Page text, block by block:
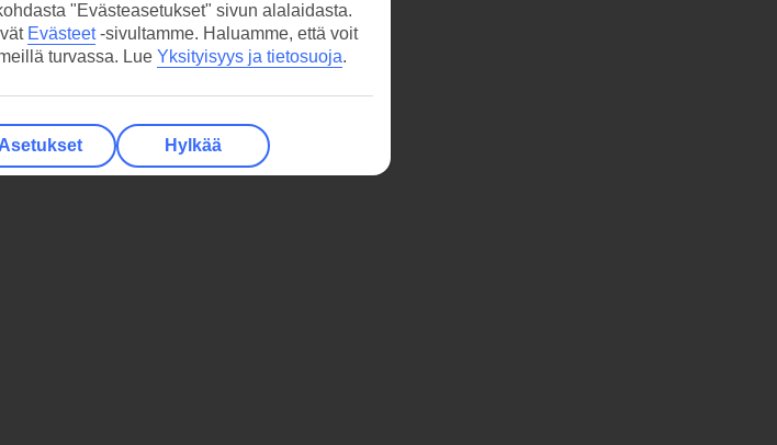
"Evästeasetukset" sivun alalaidasta.
Evästeet-sivultamme. Haluamme, että voit
turvassa. Lue Yksityisyys ja tietosuoja.
Asetukset Hylkää